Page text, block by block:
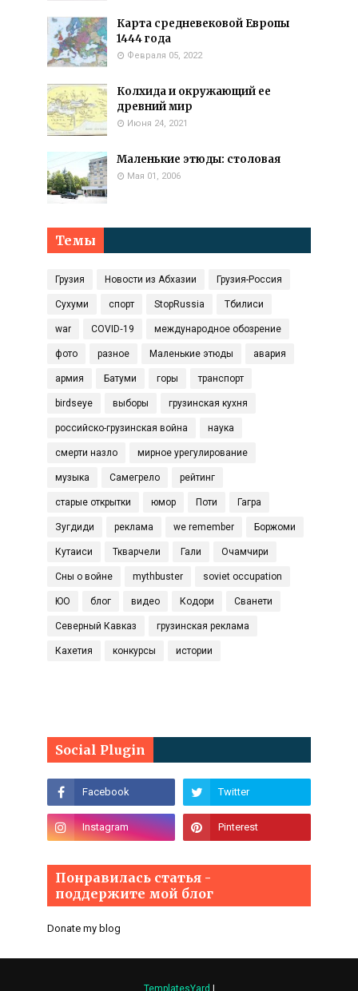
Карта средневековой Европы
1444 года
Февраля 05, 2022
Колхида и окружающий ее
древний мир
Июня 24, 2021
Маленькие этюды: столовая
Мая 01, 2006
Темы
Грузия Новости из Абхазии Грузия-Россия
Сухуми спорт StopRussia Тбилиси
war COVID‑19 международное обозрение
фото разное Маленькие этюды авария
армия Батуми горы транспорт
birdseye выборы грузинская кухня
российско-грузинская война наука
смерти назло мирное урегулирование
музыка Самегрело рейтинг
старые открытки юмор Поти Гагра
Зугдиди реклама we remember Боржоми
Кутаиси Ткварчели Гали Очамчири
Сны о войне mythbuster soviet occupation
ЮО блог видео Кодори Сванети
Северный Кавказ грузинская реклама
Кахетия конкурсы истории
Social Plugin
Понравилась статья -
поддержите мой блог
Donate my blog
TemplatesYard